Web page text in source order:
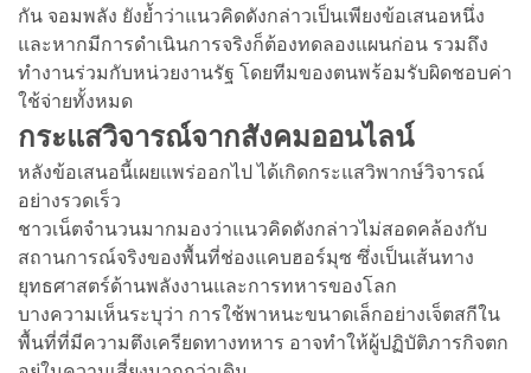
กัน จอมพลัง ยังย้ำว่าแนวคิดดังกล่าวเป็นเพียงข้อเสนอหนึ่ง
และหากมีการดำเนินการจริงก็ต้องทดลองแผนก่อน รวมถึง
ทำงานร่วมกับหน่วยงานรัฐ โดยทีมของตนพร้อมรับผิดชอบค่า
ใช้จ่ายทั้งหมด
กระแสวิจารณ์จากสังคมออนไลน์
หลังข้อเสนอนี้เผยแพร่ออกไป ได้เกิดกระแสวิพากษ์วิจารณ์
อย่างรวดเร็ว
ชาวเน็ตจำนวนมากมองว่าแนวคิดดังกล่าวไม่สอดคล้องกับ
สถานการณ์จริงของพื้นที่ช่องแคบฮอร์มุซ ซึ่งเป็นเส้นทาง
ยุทธศาสตร์ด้านพลังงานและการทหารของโลก
บางความเห็นระบุว่า การใช้พาหนะขนาดเล็กอย่างเจ็ตสกีใน
พื้นที่ที่มีความตึงเครียดทางทหาร อาจทำให้ผู้ปฏิบัติภารกิจตก